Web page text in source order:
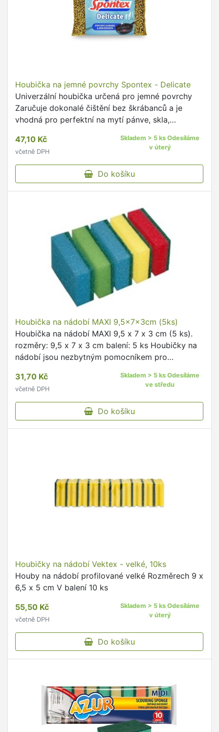
Houbička na jemné povrchy Spontex - Delicate
Univerzální houbička určená pro jemné povrchy
Zaručuje dokonalé čištění bez škrábanců a je
vhodná pro perfektní na mytí pánve, skla,
a jemné, ale přitom …
47,10 Kč
včetně DPH
Skladem > 5 ks Odesíláme
v úterý
Do košíku
Houbička na nádobí MAXI 9,5x7x3cm (5ks)
Houbička na nádobí MAXI 9,5 x 7 x 3 cm (5 ks).
rozměry: 9,5 x 7 x 3 cm balení: 5 ks Houbičky na
nádobí jsou nezbytným pomocníkem pro
31,70 Kč
včetně DPH
Skladem > 5 ks Odesíláme
ve středu
Do košíku
Houbičky na nádobí Vektex - velké, 10ks
Houby na nádobí profilované velké Rozměrech 9 x
6,5 x 5 cm V balení 10 ks
55,50 Kč
včetně DPH
Skladem > 5 ks Odesíláme
v úterý
Do košíku